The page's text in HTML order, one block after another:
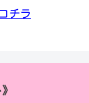
チラ